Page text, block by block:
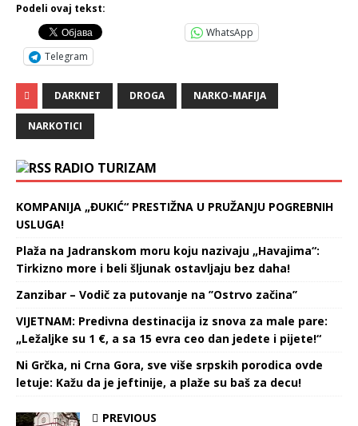
Podeli ovaj tekst:
WhatsApp
Telegram
DARKNET DROGA NARKO-MAFIJA
NARKOTICI
RADIO TURIZAM
KOMPANIJA „ĐUKIĆ“ PRESTIŽNA U PRUŽANJU POGREBNIH
USLUGA!
Plaža na Jadranskom moru koju nazivaju „Havajima“:
Tirkizno more i beli šljunak ostavljaju bez daha!
Zanzibar – Vodič za putovanje na ’’Ostrvo začina’’
VIJETNAM: Predivna destinacija iz snova za male pare:
„Ležaljke su 1 €, a sa 15 evra ceo dan jedete i pijete!“
Ni Grčka, ni Crna Gora, sve više srpskih porodica ovde
letuje: Kažu da je jeftinije, a plaže su baš za decu!
PREVIOUS